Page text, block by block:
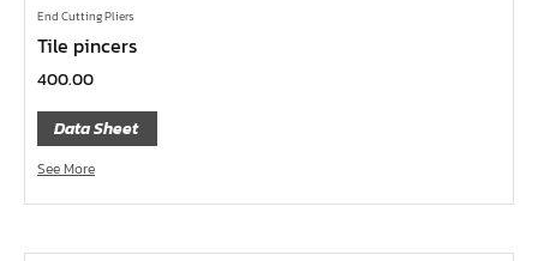
หน้าแปลนเหล็กเกลียวใน JEF 150P
หน้าแปลนเหล็กสวมเชื่อม JEF SWRF 150P
หน้าแปลนเหล็กคอสูง JEF WNRF 300P
หน้าแปลนเหล็กคอสูง JEF WNRF PN40
หน้าแปลนเหล็กคอสูง JEF WNRF PN16
หน้าแปลนเหล็กคอสูง JEF WNRF 150P
หน้าแปลนเหล็กบอด JEF 10K FF ชุบกัลวาไนซ์
End Cutting Pliers
Tile pincers
400.00
Data Sheet
See More